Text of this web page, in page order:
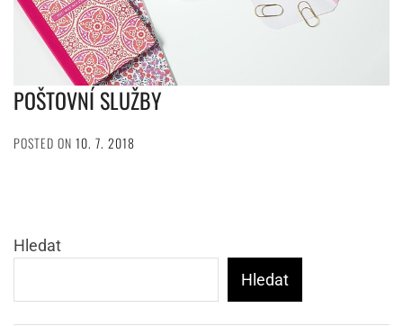
POŠTOVNÍ SLUŽBY
POSTED ON 10. 7. 2018
Hledat
Hledat